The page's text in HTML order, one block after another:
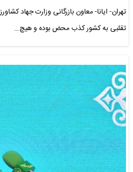
تقلبی به کشور کذب محض بوده و هیچ…